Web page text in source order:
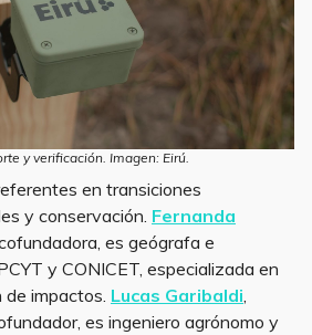
y verificación. Imagen: Eirú.
en transiciones
y conservación. Fernanda
es geógrafa e
y CONICET, especializada en
de impactos. Lucas Garibaldi,
es ingeniero agrónomo y